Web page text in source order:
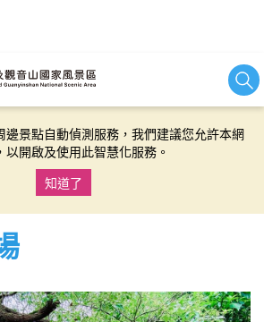
關技術以持續優化網站服務，並有助於為
邊景點自動偵測服務，我們建議您允許本網
開啟及使用此智慧化服務。
知道了